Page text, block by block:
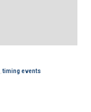
,timing events